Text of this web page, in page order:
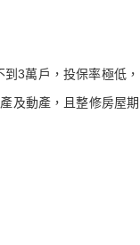
3萬戶，投保率極低，
及動產，且整修房屋期